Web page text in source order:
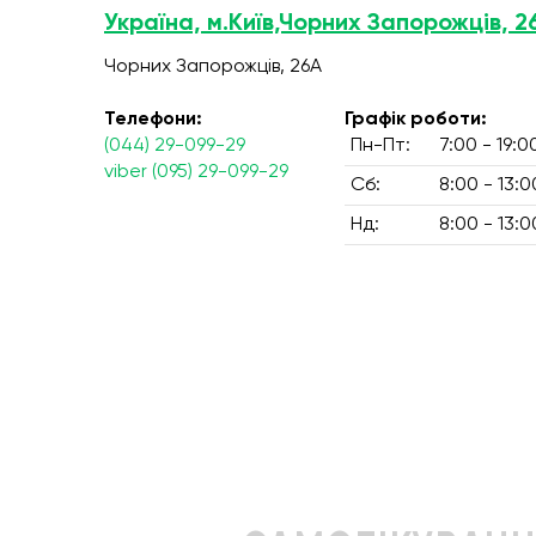
Україна, м.Київ,Чорних Запорожців,
Чорних Запорожців, 26А
Телефони:
(044) 29-099-29
viber (095) 29-099-29
Графік роботи:
Пн-Пт:
7:00 -
Сб: 8:00 -
Нд: 8:00 -